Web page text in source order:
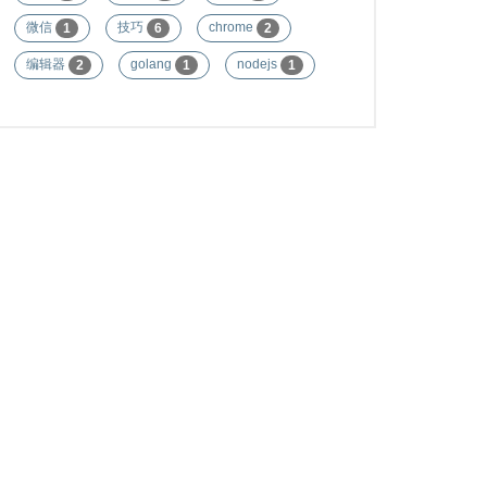
微信 1 技巧 6 chrome 2
编辑器 2 golang 1 nodejs 1